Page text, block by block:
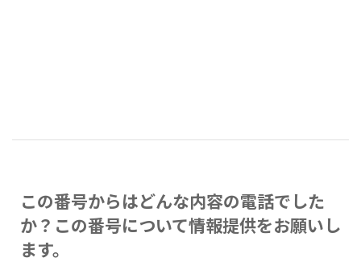
この番号からはどんな内容の電話でした
か？この番号について情報提供をお願いし
ます。